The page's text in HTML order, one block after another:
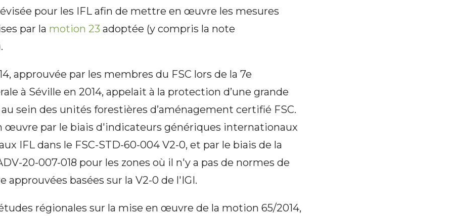
pour les IFL afin de mettre en œuvre les mesures
par la motion 23 adoptée (y compris la note
approuvée par les membres du FSC lors de la 7e
à Séville en 2014, appelait à la protection d’une grande
sein des unités forestières d’aménagement certifié FSC.
œuvre par le biais d'indicateurs génériques internationaux
IFL dans le FSC-STD-60-004 V2-0, et par le biais de la
20-007-018 pour les zones où il n'y a pas de normes de
approuvées basées sur la V2-0 de l'IGI.
régionales sur la mise en œuvre de la motion 65/2014,